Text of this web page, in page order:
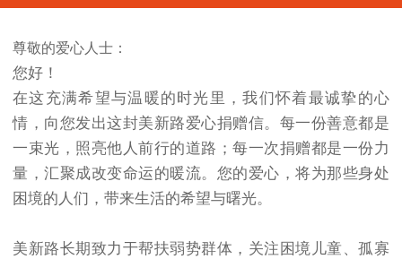
尊敬的爱心人士：
您好！
在这充满希望与温暖的时光里，我们怀着最诚挚的心
情，向您发出这封美新路爱心捐赠信。每一份善意都是
一束光，照亮他人前行的道路；每一次捐赠都是一份力
量，汇聚成改变命运的暖流。您的爱心，将为那些身处
困境的人们，带来生活的希望与曙光。
美新路长期致力于帮扶弱势群体，关注困境儿童、孤寡